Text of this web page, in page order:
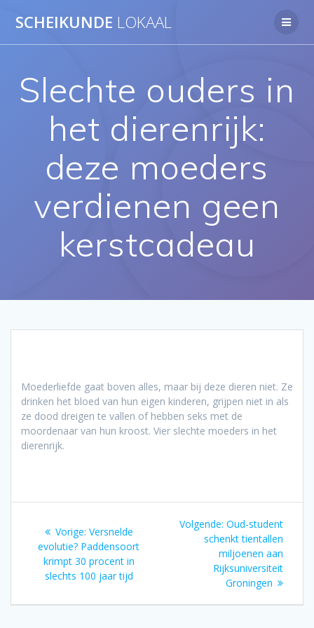
naar
SCHEIKUNDE LOKAAL
Slechte ouders in
het dierenrijk:
deze moeders
verdienen geen
kerstcadeau
Moederliefde gaat boven alles, maar bij deze dieren niet. Ze
drinken het bloed van hun eigen kinderen, grijpen niet in als
ze dood dreigen te vallen of hebben seks met de
moordenaar van hun kroost. Vier slechte moeders in het
dierenrijk.
navigatie
Vorige: Vorig
bericht:
Versnelde
evolutie? Paddensoort
krimpt 30 procent in
slechts 100 jaar tijd
Volgende: Volgend
bericht:
Oud-student
schenkt tientallen
miljoenen aan
Rijksuniversiteit
Groningen